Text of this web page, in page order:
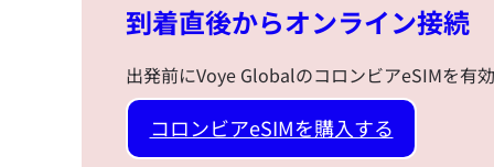
到着直後からオンライン接続
出発前にVoye GlobalのコロンビアeSIMを有
コロンビアeSIMを購入する